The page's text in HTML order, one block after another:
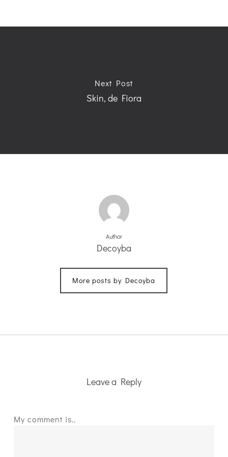
Next Post
Skin, de Fiora
Author
Decoyba
More posts by Decoyba
Leave a Reply
My comment is..